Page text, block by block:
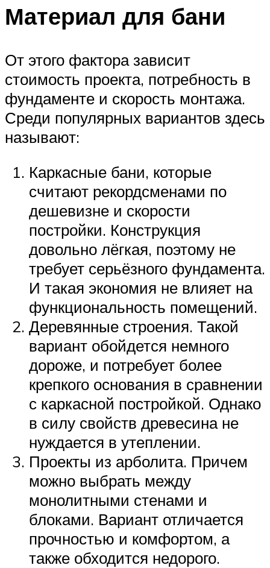
Материал для бани
От этого фактора зависит
стоимость проекта, потребность в
фундаменте и скорость монтажа.
Среди популярных вариантов здесь
называют:
Каркасные бани, которые
считают рекордсменами по
дешевизне и скорости
постройки. Конструкция
довольно лёгкая, поэтому не
требует серьёзного фундамента.
И такая экономия не влияет на
функциональность помещений.
Деревянные строения. Такой
вариант обойдется немного
дороже, и потребует более
крепкого основания в сравнении
с каркасной постройкой. Однако
в силу свойств древесина не
нуждается в утеплении.
Проекты из арболита. Причем
можно выбрать между
монолитными стенами и
блоками. Вариант отличается
прочностью и комфортом, а
также обходится недорого.